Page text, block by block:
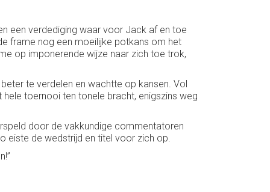
een verdediging waar voor Jack af en toe
frame nog een moeilijke potkans om het
op imponerende wijze naar zich toe trok,
te verdelen en wachtte op kansen. Vol
toernooi ten tonele bracht, enigszins weg
door de vakkundige commentatoren
eiste de wedstrijd en titel voor zich op.